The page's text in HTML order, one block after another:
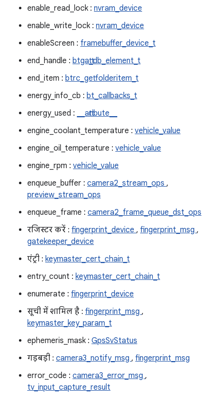
enable_read_lock : nvram_device
enable_write_lock : nvram_device
enableScreen : framebuffer_device_t
end_handle : btgatt_db_element_t
end_item : btrc_getfolderitem_t
energy_info_cb : bt_callbacks_t
energy_used :
__attribute__
engine_coolant_temperature : vehicle_value
engine_oil_temperature : vehicle_value
engine_rpm : vehicle_value
enqueue_buffer : camera2_stream_ops ,
preview_stream_ops
enqueue_frame : camera2_frame_queue_dst_ops
रजिस्टर करें : fingerprint_device , fingerprint_msg ,
gatekeeper_device
एंट्री : keymaster_cert_chain_t
entry_count : keymaster_cert_chain_t
enumerate : fingerprint_device
सूची में शामिल है : fingerprint_msg ,
keymaster_key_param_t
ephemeris_mask : GpsSvStatus
गड़बड़ी : camera3_notify_msg , fingerprint_msg
error_code : camera3_error_msg ,
tv_input_capture_result